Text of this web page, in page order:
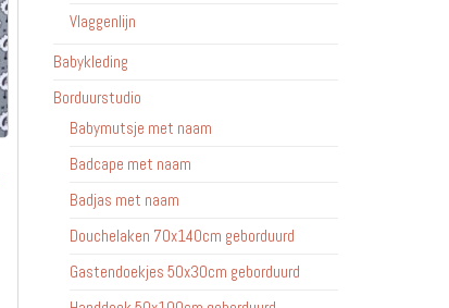
Vlaggenlijn
Babykleding
Borduurstudio
Babymutsje met naam
Badcape met naam
Badjas met naam
Douchelaken 70x140cm geborduurd
Gastendoekjes 50x30cm geborduurd